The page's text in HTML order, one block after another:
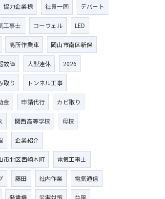
協力企業様 社員一同 デパート
工事士 コーウェル LED
高所作業車 岡山市南区新保
故障 大型連休 2026
取り トンネル工事
金 申請代行 カビ取り
関西高等学校 母校
企業紹介
市北区西崎本町 電気工事士
藤田 社内作業 電気通信
発電機 災害対策 台風